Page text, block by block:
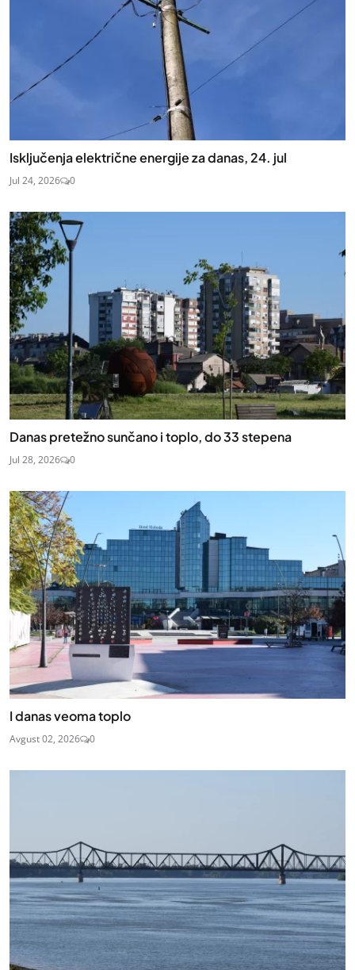
Isključenja električne energije za danas, 24. jul
Jul 24, 2026 0
Danas pretežno sunčano i toplo, do 33 stepena
Jul 28, 2026 0
I danas veoma toplo
Avgust 02, 2026 0